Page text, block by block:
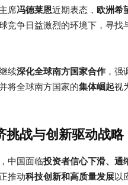
席冯德莱恩近期表态， 欧洲希
竞争日益激烈的环境下，寻找
续深化全球南方国家合作 ，强
并将全球南方国家的集体崛起视
挑战与创新驱动战略
中国面临投资者信心下滑、通
推动科技创新和高质量发展以